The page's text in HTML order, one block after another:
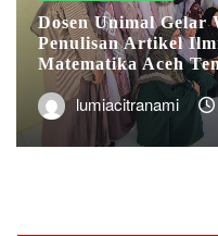
Dosen Unimal Gelar
Penulisan Artikel
Matematika Aceh
lumiacitranami